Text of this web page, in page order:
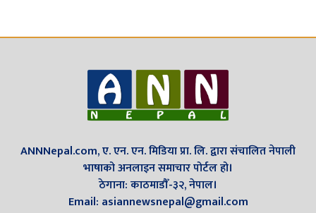
ANNNepal.com, ए. एन. एन. मिडिया प्रा. लि. द्वारा संचालित नेपाली
भाषाको अनलाइन समाचार पोर्टल हो।
ठेगाना: काठमाडौँ-३२, नेपाल।
Email: asiannewsnepal@gmail.com